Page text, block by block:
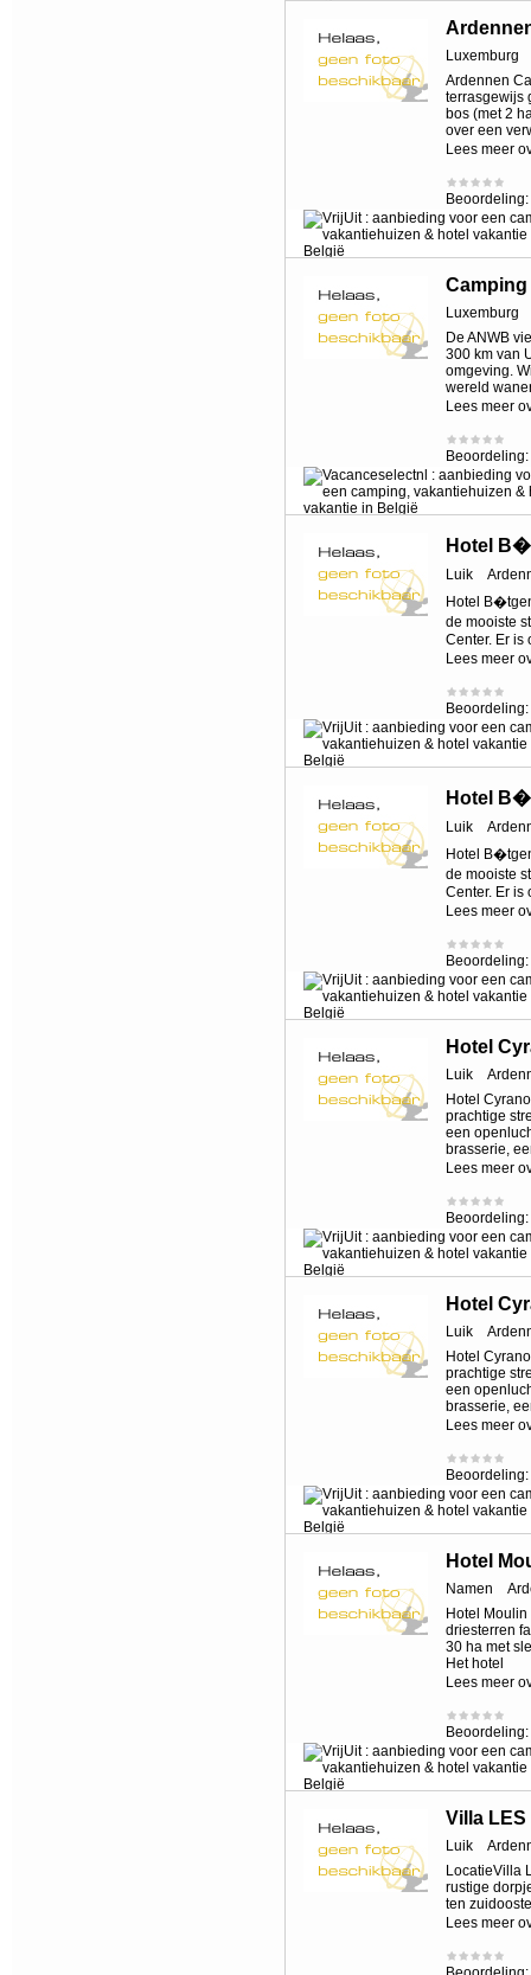
Luxemburg
Ardennen
terrasgewijs
bos (met 2
over een
Lees meer
Beoordeling:
Luxemburg
De ANWB
300 km van
omgeving.
wereld
Lees meer
Beoordeling:
Hotel
Luik
Hotel
de mooiste
Center. Er is
Lees meer
Beoordeling:
Hotel
Luik
Hotel
de mooiste
Center. Er is
Lees meer
Beoordeling:
Hotel
Luik
Hotel
prachtige
een
brasserie,
Lees meer
Beoordeling:
Hotel
Luik
Hotel
prachtige
een
brasserie,
Lees meer
Beoordeling:
Hotel
Namen
Hotel
driesterren
30 ha met
Het hotel
Lees meer
Beoordeling:
Villa LES
Luik
LocatieVilla
rustige
ten
Lees meer